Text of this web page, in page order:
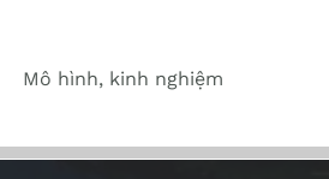
Mô hình, kinh nghiệm